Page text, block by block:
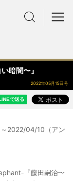
暗闇〜』
2022年05月15日号
2022/04/10（アン
『藤田嗣治〜